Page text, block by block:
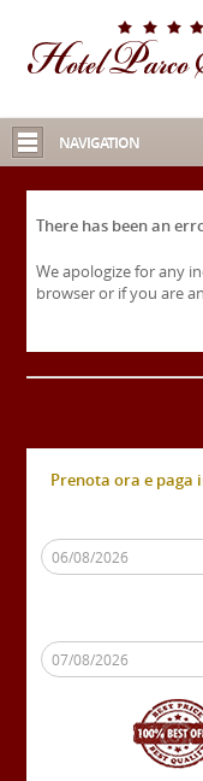
NAVIGATION
There has been an
We apologize for any
browser or if you are
Prenota ora e paga